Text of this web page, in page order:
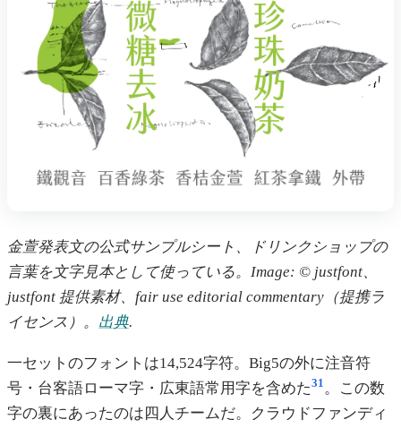
金萱発表文の公式サンプルシート、ドリンクショップの
言葉を文字見本として使っている。Image: © justfont、
justfont 提供素材、fair use editorial commentary（提携ラ
イセンス）。 出典.
一セットのフォントは14,524字符。Big5の外に注音符
号・台客語ローマ字・広東語常用字を含めた31。この数
字の裏にあったのは四人チームだ。クラウドファンディ